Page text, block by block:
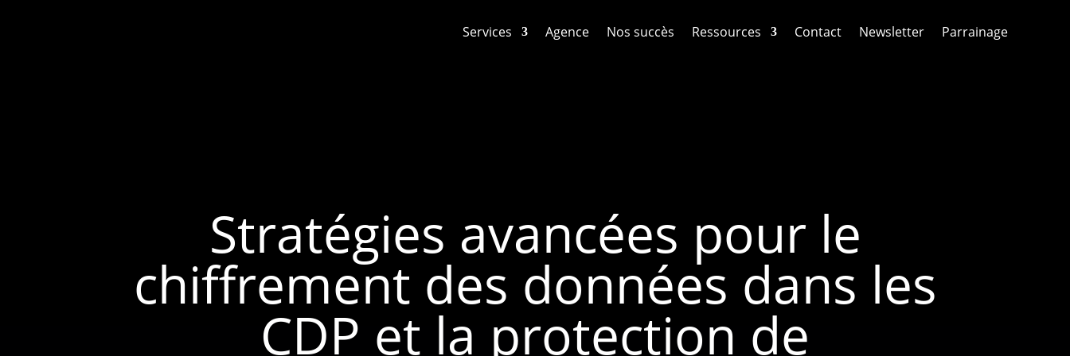
Services Agence Nos succès Ressources Contact Newsletter Parrainage
Stratégies avancées pour le
chiffrement des données dans les
CDP et la protection de